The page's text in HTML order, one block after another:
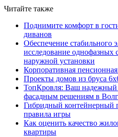
Читайте также
Поднимите комфорт в
диванов
Обеспечение стабильного
исследование однофазных
наружной установки
Корпоративная
Проекты домов из бруса
ТопКровля: Ваш надежный
фасадным решениям в
Гибридный контейнерный
правила игры
Как оценить качество
квартиры